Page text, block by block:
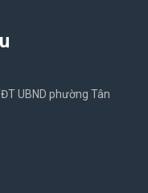
UBND phường Tân